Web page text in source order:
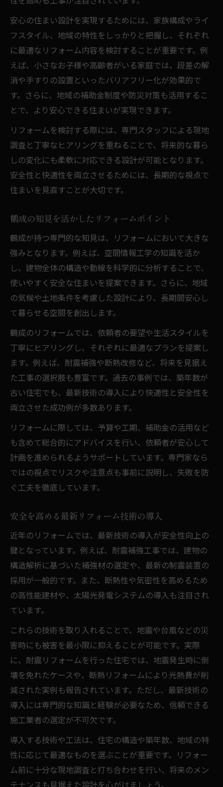
防災視点を取り入れたリフォームの工夫
災害に強い住まいへ導くリフォーム提案
最新防災技術とリフォームの関係性に注目
減災実現へつなげるリフォーム設計の秘訣
長く快適に暮らすための改修ポイントとは
リフォームで長く住み続けるための工夫
耐久性を高めるリフォームの重要ポイント
快適な住まい維持に役立つリフォーム方法
リフォームによる住宅の資産価値向上策
長寿命化を叶えるリフォーム設計のコツ
最新技術で実現する安全な住環境づくり
リフォームで導入する最新安全技術の特徴
活用
住まいの防災力を向上させるリフォーム術
地理空間情報を活かしたリフォーム事例紹
介
最新工学とリフォームの融合による安心提
案
時代に合ったリフォームの新しい在り方
社会課題解決を目指すリフォームの可能性
持続可能な住まいづくりとリフォーム動向
リフォームで実現する地域社会への貢献
安心と快適を追求するリフォームの今後
安心の住まい設計を実現するためには、家族構成やライ
フスタイル、地域の特性をしっかりと把握し、それぞれ
に最適なリフォーム内容を検討することが重要です。例
えば、小さなお子様や高齢者がいる家庭では、段差の解
消や手すりの設置といったバリアフリー化が効果的で
す。さらに、地域の補助金制度や防災対策も活用するこ
とで、より安心できる住まいが実現できます。
リフォームを検討する際には、専門スタッフによる現地
調査と丁寧なヒアリングを重ねることで、将来的な暮ら
しの変化にも柔軟に対応できる設計が可能となります。
安全性と快適性を両立させるためには、長期的な視点で
住まいを見直すことが大切です。
鶴成の知見を活かしたリフォームポイント
鶴成が持つ専門的な知見は、リフォームにおいて大きな
強みとなります。例えば、空間情報工学の知識を活か
し、建物全体の構造や動線を科学的に分析することで、
使いやすく安全な住まいを提案できます。さらに、地域
の気候や土地条件を考慮した設計により、長期間安心し
て暮らせる空間を創出します。
鶴成のリフォームでは、依頼者の要望や生活スタイルを
丁寧にヒアリングし、それぞれに最適なプランを提案し
ます。例えば、耐震補強や断熱改修など、将来を見据え
た工事の選択肢も豊富です。過去の事例では、築年数が
古い住宅でも、最新技術の導入により快適性と安全性を
両立させた成功例が多数あります。
リフォームに際しては、予算や工期、補助金の活用など
も含めて総合的にアドバイスを行い、依頼者が安心して
計画を進められるようサポートしています。専門家なら
ではの視点でリスクや注意点も事前に説明し、失敗を防
ぐ工夫を徹底しています。
安全を高める最新リフォーム技術の導入
近年のリフォームでは、最新技術の導入が安全性向上の
鍵となっています。例えば、耐震補強工事では、建物の
構造解析に基づいた補強材の選定や、最新の制震装置の
採用が一般的です。また、断熱性や気密性を高めるため
の高性能建材や、太陽光発電システムの導入も注目され
ています。
これらの技術を取り入れることで、地震や台風などの災
害時にも被害を最小限に抑えることが可能です。実際
に、耐震リフォームを行った住宅では、地震発生時に倒
壊を免れたケースや、断熱リフォームにより光熱費が削
減された実例も報告されています。ただし、最新技術の
導入には専門的な知識と経験が必要なため、信頼できる
施工業者の選定が不可欠です。
導入する技術や工法は、住宅の構造や築年数、地域の特
性に応じて最適なものを選ぶことが重要です。リフォー
ム前に十分な現地調査と打ち合わせを行い、将来のメン
テナンスも見据えた設計を心がけましょう。